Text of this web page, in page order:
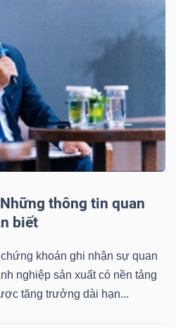
thông tin quan
biết
khoán ghi nhận sự quan
nghiệp sản xuất có nền tảng
tăng trưởng dài hạn...
Người liên quan